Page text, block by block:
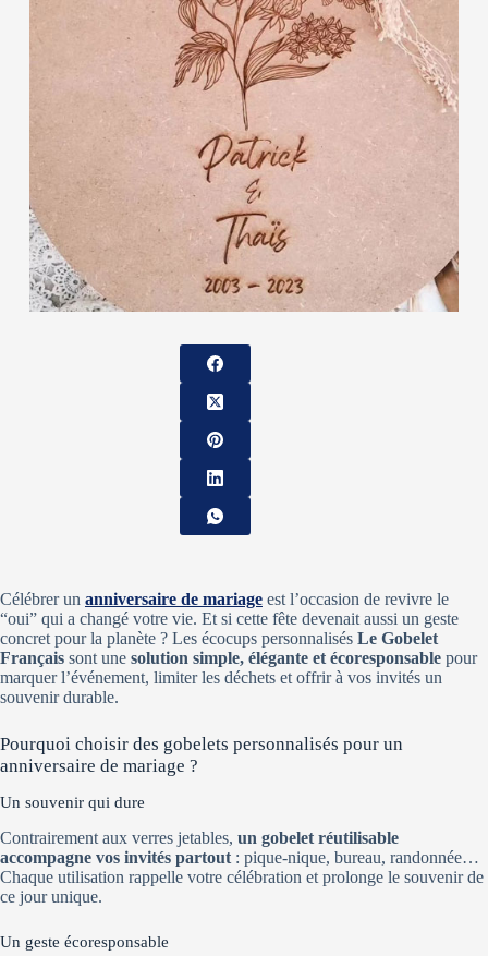
Célébrer un anniversaire de mariage est l’occasion de revivre le
“oui” qui a changé votre vie. Et si cette fête devenait aussi un geste
concret pour la planète ? Les écocups personnalisés Le Gobelet
Français sont une solution simple, élégante et écoresponsable pour
marquer l’événement, limiter les déchets et offrir à vos invités un
souvenir durable.
Pourquoi choisir des gobelets personnalisés pour un
anniversaire de mariage ?
Un souvenir qui dure
Contrairement aux verres jetables, un gobelet réutilisable
accompagne vos invités partout : pique-nique, bureau, randonnée…
Chaque utilisation rappelle votre célébration et prolonge le souvenir de
ce jour unique.
Un geste écoresponsable